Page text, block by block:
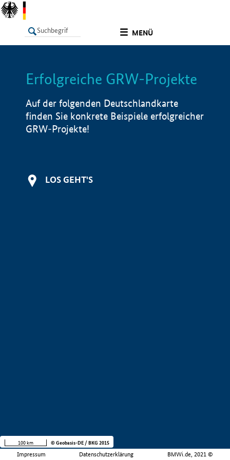
MENÜ
LISTE Info
Erfolgreiche GRW-Projekte
Auf der folgenden Deutschlandkarte
finden Sie konkrete Beispiele erfolgreicher
GRW-Projekte!
LOS GEHT'S
Impressum Datenschutzerklärung BMWi.de, 2021 ©
100 km © Geobasis-DE / BKG 2015